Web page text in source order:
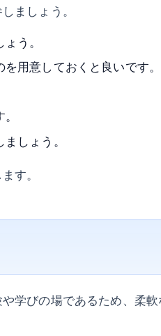
ましょう。
う。
用意しておくと良いです。
しょう。
す。
学びの場であるため、柔